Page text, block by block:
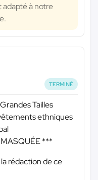
adapté à notre
TERMINÉ
Tailles
ethniques
***
rédaction de ce